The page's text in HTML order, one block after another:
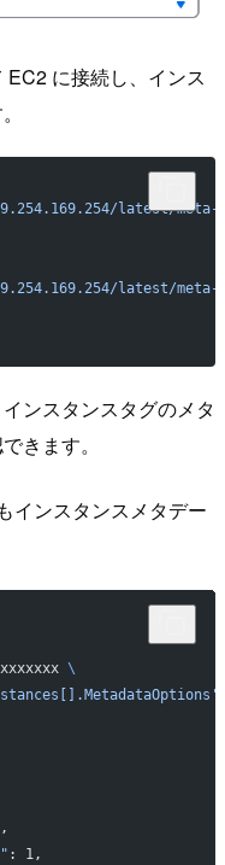
に接続し、インス
latest/meta-
latest/meta-
ンスタンスタグのメタ
きます。
インスタンスメタデー
\
,
: 1,